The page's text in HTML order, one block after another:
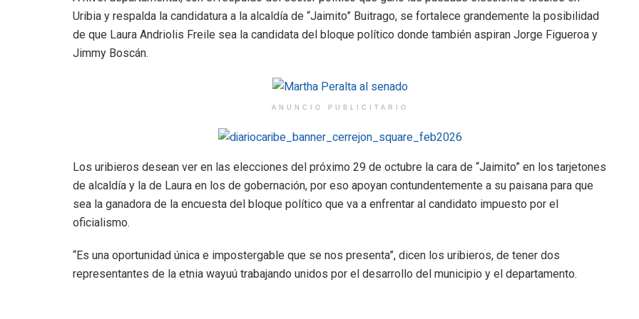
Uribia y respalda la candidatura a la alcaldía de “Jaimito” Buitrago, se fortalece grandemente la posibilidad
de que Laura Andriolis Freile sea la candidata del bloque político donde también aspiran Jorge Figueroa y
Jimmy Boscán.
ANUNCIO PUBLICITARIO
Los uribieros desean ver en las elecciones del próximo 29 de octubre la cara de “Jaimito” en los tarjetones
de alcaldía y la de Laura en los de gobernación, por eso apoyan contundentemente a su paisana para que
sea la ganadora de la encuesta del bloque político que va a enfrentar al candidato impuesto por el
oficialismo.
“Es una oportunidad única e impostergable que se nos presenta”, dicen los uribieros, de tener dos
representantes de la etnia wayuú trabajando unidos por el desarrollo del municipio y el departamento.